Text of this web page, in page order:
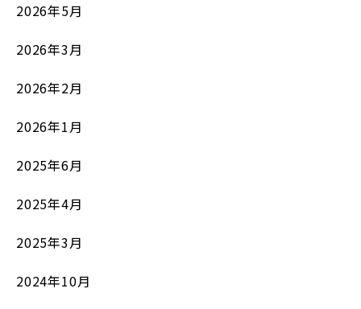
2026年5月
2026年3月
2026年2月
2026年1月
2025年6月
2025年4月
2025年3月
2024年10月